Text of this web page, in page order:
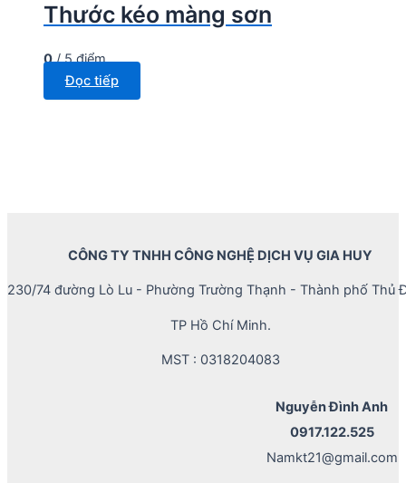
Thước kéo màng sơn
0/ 5 điểm
Đọc tiếp
CÔNG TY TNHH CÔNG NGHỆ DỊCH VỤ GIA HUY
230/74 đường Lò Lu - Phường Trường Thạnh - Thành phố Thủ
TP Hồ Chí Minh.
MST : 0318204083
Nguyễn Đình Anh
0917.122.525
Namkt21@gmail.com